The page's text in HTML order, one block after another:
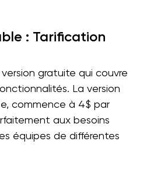
: Tarification
gratuite qui couvre
La version
commence à 4$ par
aux besoins
équipes de différentes